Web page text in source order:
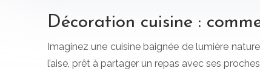
Décoration cuisine :
Imaginez une cuisine baignée de lumière
l’aise, prêt à partager un repas avec ses